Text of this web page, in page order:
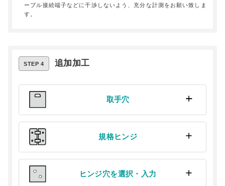
ーブル接続端子などに干渉しないよう、充分な計測をお願い致しま
す。
STEP 4 追加加工
取手穴
規格ヒンジ
ヒンジ穴を選択・入力